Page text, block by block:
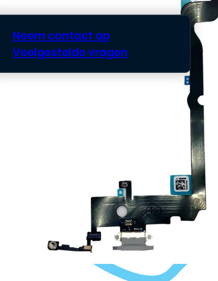
Neem contact op
Veelgestelde vragen